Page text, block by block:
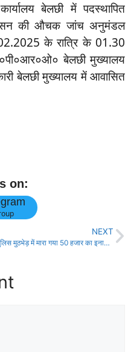
बेलछी में पदस्थापित
की औचक जांच अनुमंडल
के रात्रि के 01.30
बेलछी मुख्यालय
बेलछी मुख्यालय में आवासित
on:
NEXT
पुलिस मुठभेड़ में मारा गया 50 हजार का इनामी कुख्यात मनीष यादव, STF जवान क़ो भी लगी गोली!